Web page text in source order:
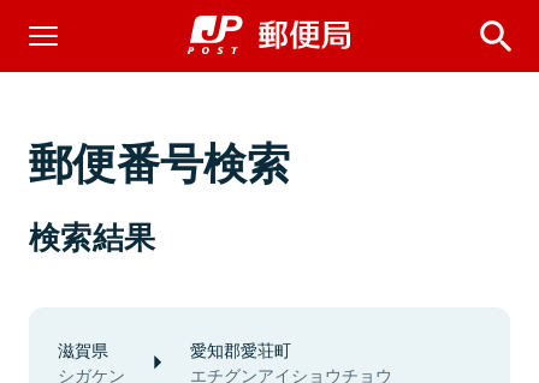
郵便番号検索
検索結果
滋賀県
シガケン
愛知郡愛荘町
エチグンアイショウチョウ